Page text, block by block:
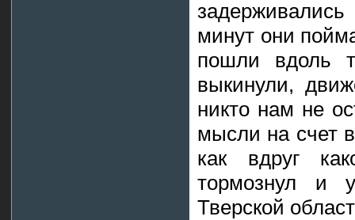
минут они
пошли вдоль
выкинули,
никто нам не
мысли на счет
как вдруг
тормознул и
Тверской